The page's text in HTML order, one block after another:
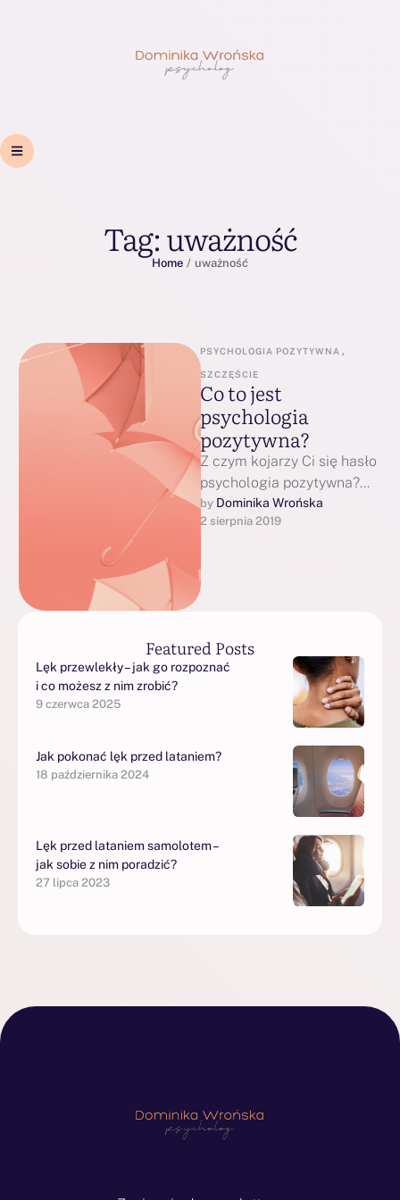
Tag:uważność
Home / uważność
PSYCHOLOGIA POZYTYWNA ,
SZCZĘŚCIE
Co to jest
psychologia
pozytywna?
Z czym kojarzy Ci się hasło
psychologia pozytywna?
Czy jedynie z pozytywnymi
emocjami i wieczną
by Dominika Wrońska
2 sierpnia 2019
Featured Posts
Lęk przewlekły – jak go rozpoznać
i co możesz z nim zrobić?
9 czerwca 2025
Jak pokonać lęk przed lataniem?
18 października 2024
Lęk przed lataniem samolotem –
jak sobie z nim poradzić?
27 lipca 2023